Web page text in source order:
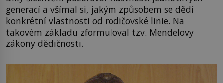
generací a všímal si, jakým způsobem se dědí
konkrétní vlastnosti od rodičovské linie. Na
takovém základu zformuloval tzv. Mendelovy
zákony dědičnosti.